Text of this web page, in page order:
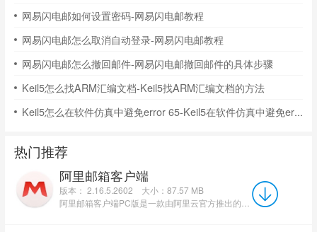
网易闪电邮如何设置密码-网易闪电邮教程
网易闪电邮怎么取消自动登录-网易闪电邮教程
网易闪电邮怎么撤回邮件-网易闪电邮撤回邮件的具体步骤
Keil5怎么找ARM汇编文档-Keil5找ARM汇编文档的方法
Keil5怎么在软件仿真中避免error 65-Keil5在软件仿真中避免error 65的方法
热门推荐
阿里邮箱客户端
版本： 2.16.5.2602
大小：87.57 MB